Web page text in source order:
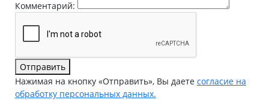
Комментарий:
Отправить
Нажимая на кнопку «Отправить», Вы даете согласие на
обработку персональных данных.